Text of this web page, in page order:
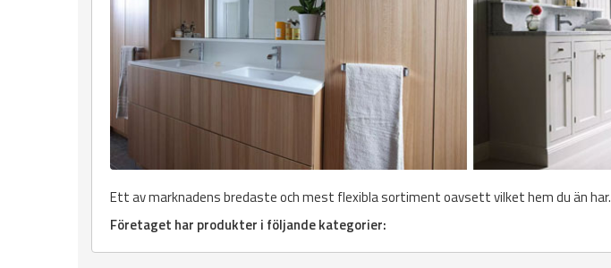
Ett av marknadens bredaste och mest flexibla sortiment oavsett vilket hem du än har.
Företaget har produkter i följande kategorier: